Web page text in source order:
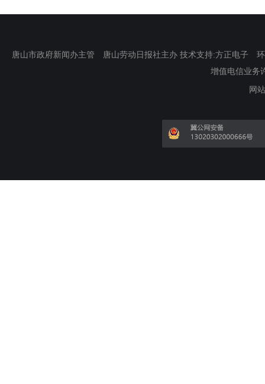
唐山市政府新闻办主管 唐山劳动日报社主办 技术支持:方正电子
增值电信业务
网